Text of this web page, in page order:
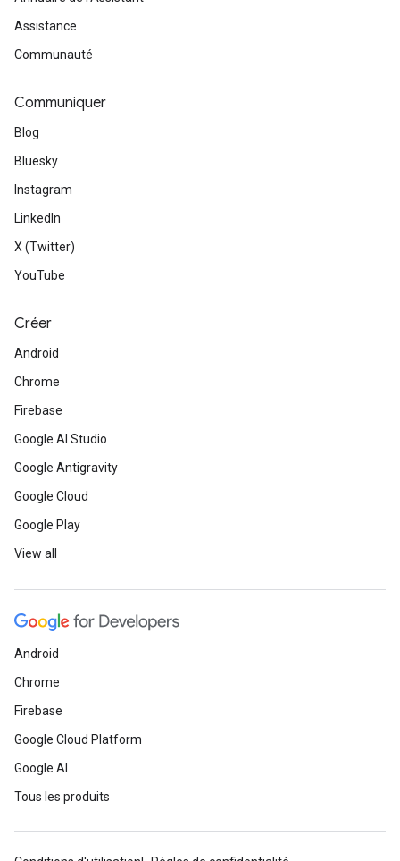
Assistance
Communauté
Communiquer
Blog
Bluesky
Instagram
LinkedIn
X (Twitter)
YouTube
Créer
Android
Chrome
Firebase
Google AI Studio
Google Antigravity
Google Cloud
Google Play
View all
Android
Chrome
Firebase
Google Cloud Platform
Google AI
Tous les produits